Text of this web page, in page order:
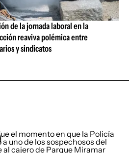
de la jornada laboral en la
reaviva polémica entre
y sindicatos